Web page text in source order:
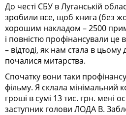
До честі СБУ в Луганській
зробили все, щоб книга (без
хорошим накладом – 2500
і повністю профінансували
– відтоді, як нам стала в
почалися митарства.
Спочатку вони таки
фільму. Я склала мініма­ль­­ний
гроші в сумі 13 тис. грн. мені
заступник голови ЛОДА В.